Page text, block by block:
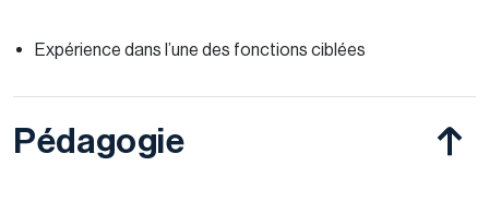
Expérience dans l’une des fonctions ciblées
Pédagogie